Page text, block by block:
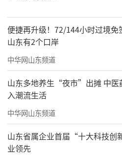
便捷再升级！72/144小时过境免
山东有2个口岸
中华网山东频道
山东多地养生“夜市”出摊 中医
入潮流生活
中华网山东频道
山东省属企业首届“十大科技
业领先